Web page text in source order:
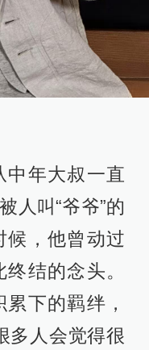
中年大叔一直
人叫“爷爷”的
候，他曾动过
结的念头。
下的羁绊，
多人会觉得很